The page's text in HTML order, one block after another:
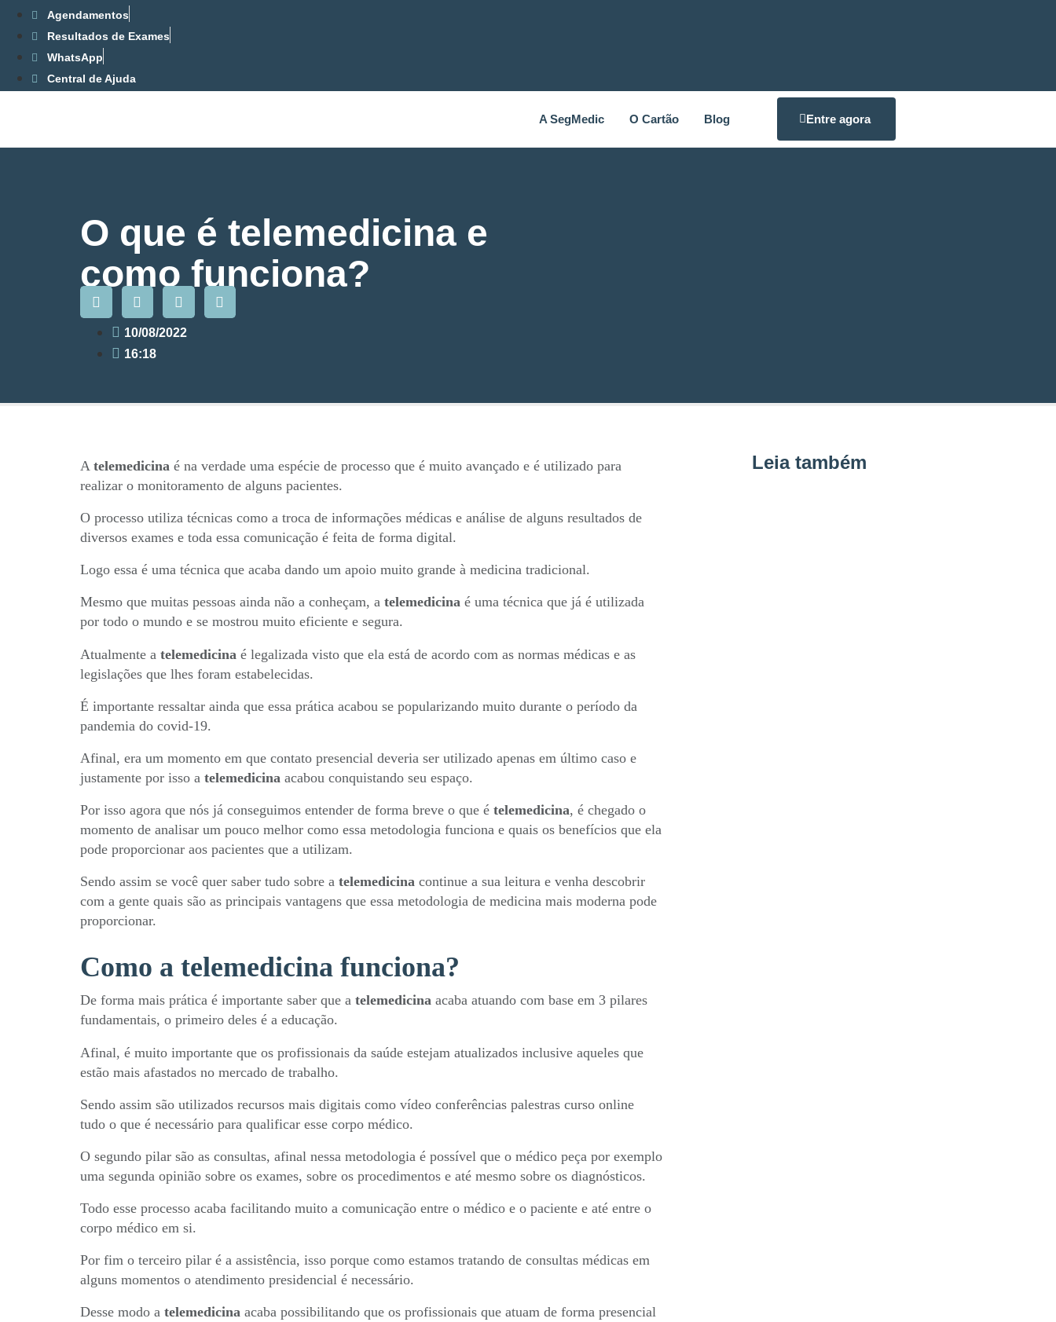
Agendamentos
Resultados de Exames
WhatsApp
Central de Ajuda
A SegMedic O Cartão Blog Entre agora
O que é telemedicina e
como funciona?
10/08/2022
16:18
A telemedicina é na verdade uma espécie de processo que é muito avançado e é utilizado para
realizar o monitoramento de alguns pacientes.
O processo utiliza técnicas como a troca de informações médicas e análise de alguns resultados de
diversos exames e toda essa comunicação é feita de forma digital.
Logo essa é uma técnica que acaba dando um apoio muito grande à medicina tradicional.
Mesmo que muitas pessoas ainda não a conheçam, a telemedicina é uma técnica que já é utilizada
por todo o mundo e se mostrou muito eficiente e segura.
Atualmente a telemedicina é legalizada visto que ela está de acordo com as normas médicas e as
legislações que lhes foram estabelecidas.
É importante ressaltar ainda que essa prática acabou se popularizando muito durante o período da
pandemia do covid-19.
Afinal, era um momento em que contato presencial deveria ser utilizado apenas em último caso e
justamente por isso a telemedicina acabou conquistando seu espaço.
Por isso agora que nós já conseguimos entender de forma breve o que é telemedicina, é chegado o
momento de analisar um pouco melhor como essa metodologia funciona e quais os benefícios que ela
pode proporcionar aos pacientes que a utilizam.
Sendo assim se você quer saber tudo sobre a telemedicina continue a sua leitura e venha descobrir
com a gente quais são as principais vantagens que essa metodologia de medicina mais moderna pode
proporcionar.
Como a telemedicina funciona?
De forma mais prática é importante saber que a telemedicina acaba atuando com base em 3 pilares
fundamentais, o primeiro deles é a educação.
Afinal, é muito importante que os profissionais da saúde estejam atualizados inclusive aqueles que
estão mais afastados no mercado de trabalho.
Sendo assim são utilizados recursos mais digitais como vídeo conferências palestras curso online
tudo o que é necessário para qualificar esse corpo médico.
O segundo pilar são as consultas, afinal nessa metodologia é possível que o médico peça por exemplo
uma segunda opinião sobre os exames, sobre os procedimentos e até mesmo sobre os diagnósticos.
Todo esse processo acaba facilitando muito a comunicação entre o médico e o paciente e até entre o
corpo médico em si.
Por fim o terceiro pilar é a assistência, isso porque como estamos tratando de consultas médicas em
alguns momentos o atendimento presidencial é necessário.
Desse modo a telemedicina acaba possibilitando que os profissionais que atuam de forma presencial
Leia também